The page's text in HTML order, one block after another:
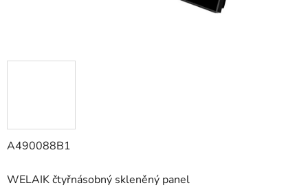
A490088B1
WELAIK čtyřnásobný skleněný panel